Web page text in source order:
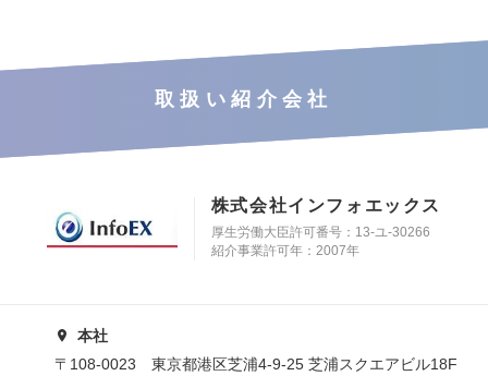
取扱い紹介会社
株式会社インフォエックス
厚生労働大臣許可番号：13-ユ-30266
紹介事業許可年：2007年
本社
〒108-0023 東京都港区芝浦4-9-25 芝浦スクエアビル18F